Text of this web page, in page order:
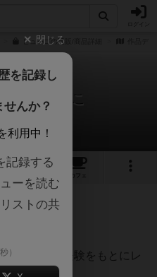
ヒューゴの通販/商品詳細
と鬼ごっこ
レビュー
14
カフェ
月前
遊んできた経験をもとにレ
閉じる
を記録し
んか？
利用中！
記録する
ーを読む
ストの共
）